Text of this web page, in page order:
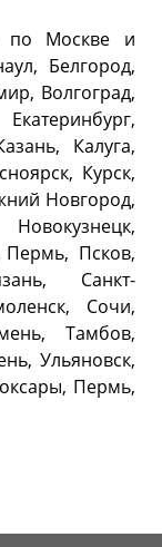
по Москве и
Белгород,
Волгоград,
Калуга,
Курск,
Новгород,
Псков,
Санкт-
Сочи,
Тамбов,
Ульяновск,
Пермь,